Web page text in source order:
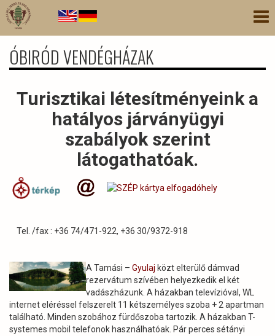
Ugrás
tartalomra
ÓBIRÓD VENDÉGHÁZAK
Turisztikai létesítményeink a
hatályos járványügyi
szabályok szerint
látogathatóak.
Tel. /fax : +36 74/471-922, +36 30/9372-918
A Tamási –Gyulaj közt elterülő dámvad
rezervátum szívében helyezkedik el két
vadászházunk. A házakban televízióval, WL
internet eléréssel felszerelt 11 kétszemélyes szoba + 2 apartman
található. Minden szobához fürdőszoba tartozik. A házakban T-
systemes mobil telefonok használhatóak. Pár perces sétányi